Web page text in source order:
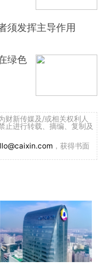
须发挥主导作用
绿色
财新传媒及/或相关权利人
止进行转载、摘编、复制及
，获得书面